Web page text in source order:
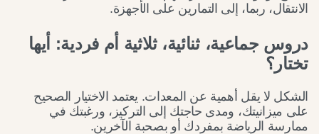
الانتقال، ربما، إلى التمارين على الأجهزة.
دروس جماعية، ثنائية، ثلاثية أم فردية: أيها
تختار؟
الشكل لا يقل أهمية عن المعدات. يعتمد الاختيار الصحيح
على ميزانيتك، ومدى حاجتك إلى التركيز، ورغبتك في
ممارسة الرياضة بمفردك أو بصحبة الآخرين.